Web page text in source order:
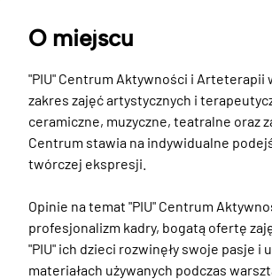
O miejscu
"PIU" Centrum Aktywności i Arteterapii
zakres zajęć artystycznych i
ceramiczne, muzyczne, teatralne oraz
Centrum stawia na indywidualne
twórczej ekspresji.
Opinie na temat "PIU" Centrum
profesjonalizm kadry, bogatą ofertę
"PIU" ich dzieci rozwinęły swoje pasje
materiałach używanych podczas